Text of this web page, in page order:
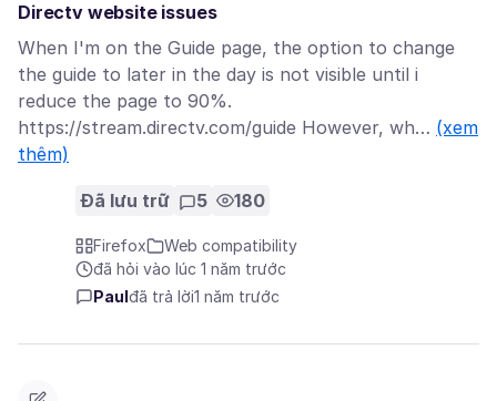
Directv website issues
When I'm on the Guide page, the option to change
the guide to later in the day is not visible until i
reduce the page to 90%.
https://stream.directv.com/guide However, wh… (xem
thêm)
Đã lưu trữ 5 180
Firefox
Web compatibility
đã hỏi vào lúc 1 năm trước
Paul đã trả lời1 năm trước